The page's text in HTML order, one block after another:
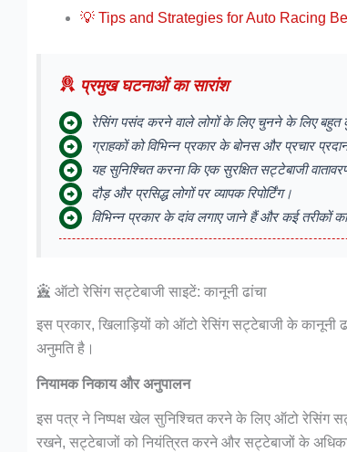
💡 Tips and Strategies for Auto Racing
प्रमुख घटनाओं का सारांश
रेसिंग पसंद करने वाले लोगों के लिए चुनने के लिए
ग्राहकों को विभिन्न प्रकार के बोनस और प्रचार
यह सुनिश्चित करना कि एक सुरक्षित सट्टेबाजी
दौड़ और प्रसिद्ध लोगों पर व्यापक रिपोर्टिंग।
विभिन्न प्रकार के दांव लगाए जाने हैं और कई तरीकों
ऑटो रेसिंग सट्टेबाजी साइटें: कानूनी ढांचा
इस प्रकार, खिलाड़ियों को ऑटो रेसिंग सट्टेबाजी के कानूनी
अनुमति है।
नियामक निकाय और अनुपालन
इस पत्र ने निष्पक्ष खेल सुनिश्चित करने के लिए ऑटो रेसिंग
रखने, सट्टेबाजों को नियंत्रित करने और सट्टेबाजों के